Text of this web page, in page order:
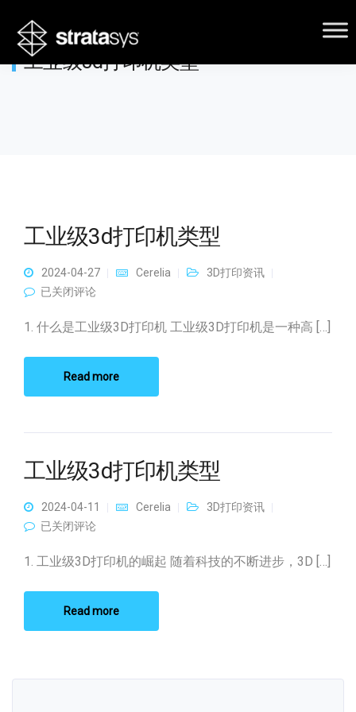
工业级3d打印机类型
工业级3d打印机类型
2024-04-27 Cerelia
3D打印资讯
工业级3d打印机类型
已关闭评论
1. 什么是工业级3D打印机 工业级3D打印机是一种高 […]
Read more
工业级3d打印机类型
2024-04-11 Cerelia
3D打印资讯
工业级3d打印机类型
已关闭评论
1. 工业级3D打印机的崛起 随着科技的不断进步，3D […]
Read more